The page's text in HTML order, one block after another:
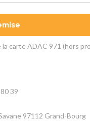
carte ADAC 971 (hors
39
97112 Grand-Bourg